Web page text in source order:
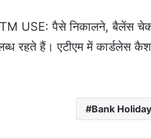
USE: पैसे निकालने, बैलेंस
रहते हैं। एटीएम में कार्डलेस
Bank